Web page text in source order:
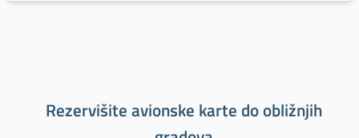
Rezervišite avionske karte do obližnjih